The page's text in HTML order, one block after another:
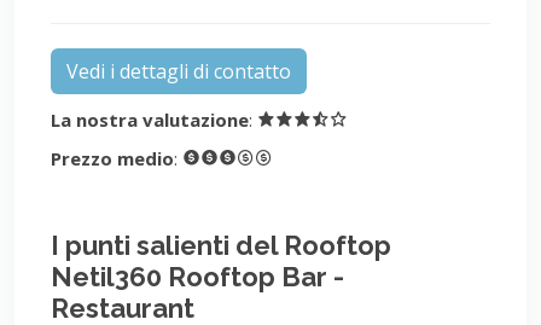
Vedi i dettagli di contatto
La nostra valutazione:
Prezzo medio:
I punti salienti del Rooftop
Netil360 Rooftop Bar -
Restaurant